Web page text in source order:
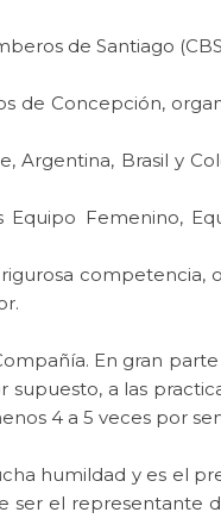
de Santiago
de Concepción,
Brasil y
Femenino,
En gran
a las
4 a 5 veces por
humildad y es el
ser el representante